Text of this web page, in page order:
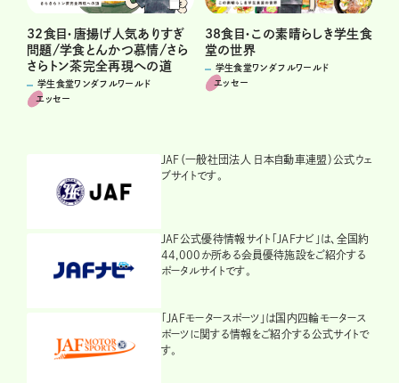
32食目・唐揚げ人気ありすぎ
問題/学食とんかつ慕情/さら
さらトン茶完全再現への道
学生食堂ワンダフルワールド
エッセー
38食目・この素晴らしき学生食
堂の世界
学生食堂ワンダフルワールド
エッセー
JAF（一般社団法人 日本自動車連盟）公式ウェ
ブサイトです。
JAF公式優待情報サイト「JAFナビ」は、全国約
44,000か所ある会員優待施設をご紹介する
ポータルサイトです。
「JAFモータースポーツ」は国内四輪モータース
ポーツに関する情報をご紹介する公式サイトで
す。